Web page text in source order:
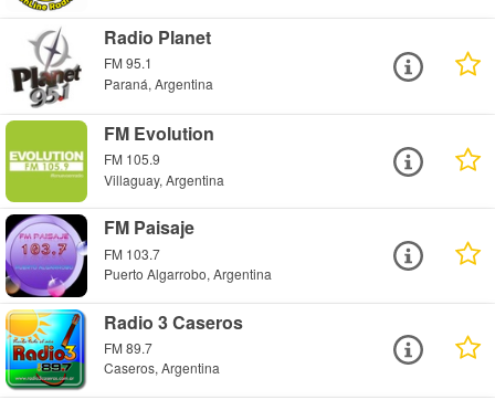
Radio Planet
FM 95.1
Paraná, Argentina
FM Evolution
FM 105.9
Villaguay, Argentina
FM Paisaje
FM 103.7
Puerto Algarrobo, Argentina
Radio 3 Caseros
FM 89.7
Caseros, Argentina